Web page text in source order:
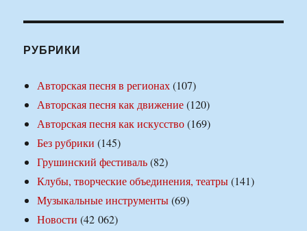
РУБРИКИ
Авторская песня в регионах(107)
Авторская песня как движение(120)
Авторская песня как искусство(169)
Без рубрики (145)
Грушинский фестиваль(82)
Клубы, творческие объединения, театры(141)
Музыкальные инструменты(69)
Новости (42 062)